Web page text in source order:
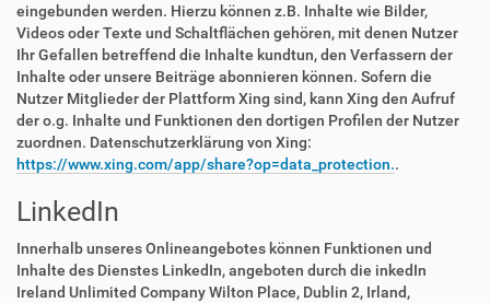
eingebunden werden. Hierzu können z.B. Inhalte wie Bilder,
Videos oder Texte und Schaltflächen gehören, mit denen Nutzer
Ihr Gefallen betreffend die Inhalte kundtun, den Verfassern der
Inhalte oder unsere Beiträge abonnieren können. Sofern die
Nutzer Mitglieder der Plattform Xing sind, kann Xing den Aufruf
der o.g. Inhalte und Funktionen den dortigen Profilen der Nutzer
zuordnen. Datenschutzerklärung von Xing:
https://www.xing.com/app/share?op=data_protection..
LinkedIn
Innerhalb unseres Onlineangebotes können Funktionen und
Inhalte des Dienstes LinkedIn, angeboten durch die inkedIn
Ireland Unlimited Company Wilton Place, Dublin 2, Irland,